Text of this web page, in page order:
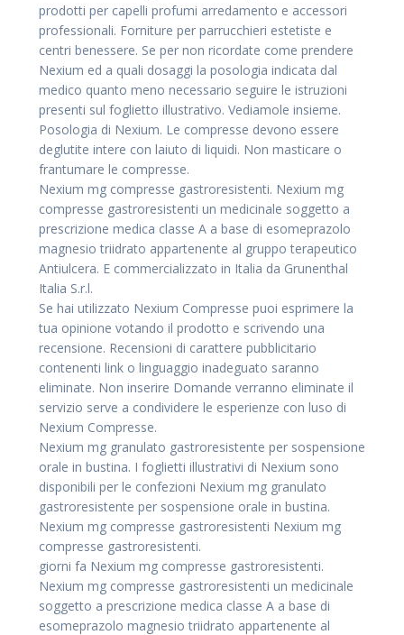
prodotti per capelli profumi arredamento e accessori
professionali. Forniture per parrucchieri estetiste e
centri benessere. Se per non ricordate come prendere
Nexium ed a quali dosaggi la posologia indicata dal
medico quanto meno necessario seguire le istruzioni
presenti sul foglietto illustrativo. Vediamole insieme.
Posologia di Nexium. Le compresse devono essere
deglutite intere con laiuto di liquidi. Non masticare o
frantumare le compresse.
Nexium mg compresse gastroresistenti. Nexium mg
compresse gastroresistenti un medicinale soggetto a
prescrizione medica classe A a base di esomeprazolo
magnesio triidrato appartenente al gruppo terapeutico
Antiulcera. E commercializzato in Italia da Grunenthal
Italia S.r.l.
Se hai utilizzato Nexium Compresse puoi esprimere la
tua opinione votando il prodotto e scrivendo una
recensione. Recensioni di carattere pubblicitario
contenenti link o linguaggio inadeguato saranno
eliminate. Non inserire Domande verranno eliminate il
servizio serve a condividere le esperienze con luso di
Nexium Compresse.
Nexium mg granulato gastroresistente per sospensione
orale in bustina. I foglietti illustrativi di Nexium sono
disponibili per le confezioni Nexium mg granulato
gastroresistente per sospensione orale in bustina.
Nexium mg compresse gastroresistenti Nexium mg
compresse gastroresistenti.
giorni fa Nexium mg compresse gastroresistenti.
Nexium mg compresse gastroresistenti un medicinale
soggetto a prescrizione medica classe A a base di
esomeprazolo magnesio triidrato appartenente al